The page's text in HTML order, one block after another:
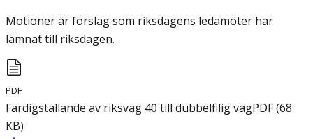
Motioner är förslag som riksdagens ledamöter har
lämnat till riksdagen.
PDF
Färdigställande av riksväg 40 till dubbelfilig vägPDF(68
KB)